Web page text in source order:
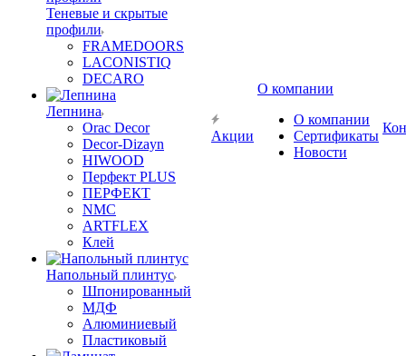
Теневые и скрытые
профили
FRAMEDOORS
LACONISTIQ
DECARO
Лепнина
Orac Decor
Decor-Dizayn
HIWOOD
Перфект PLUS
ПЕРФЕКТ
NMC
ARTFLEX
Клей
Напольный плинтус
Шпонированный
МДФ
Алюминиевый
Пластиковый
Акции
О компании
О компании
Сертификаты
Новости